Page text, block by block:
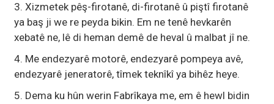
3. Xizmetek pêş-firotanê, di-firotanê û piştî firotanê
ya baş ji we re peyda bikin. Em ne tenê hevkarên
xebatê ne, lê di heman demê de heval û malbat jî ne.
4. Me endezyarê motorê, endezyarê pompeya avê,
endezyarê jeneratorê, tîmek teknîkî ya bihêz heye.
5. Dema ku hûn werin Fabrîkaya me, em ê hewl bidin